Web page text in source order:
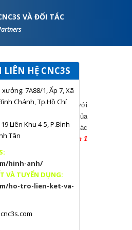
VÀ ĐỐI TÁC
không hạn chế số lượng với
ý thức trong công việc của
chuyên gia công chính xác
tiết số lượng lớn cho đến 1
HỆ CNC3S
7A88/1, Ấp 7, Xã
Chánh, Tp.Hồ Chí
Liên Khu 4-5, P.Bình
Tân
hinh-anh/
VÀ TUYỂN DỤNG:
ho-tro-lien-ket-va-